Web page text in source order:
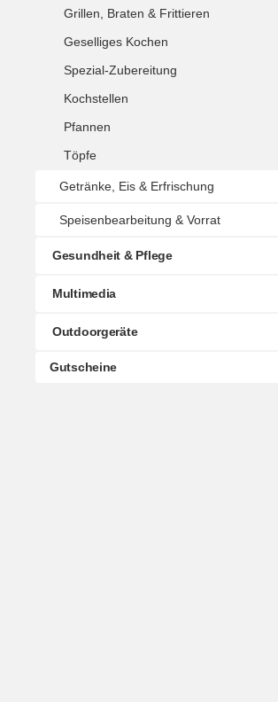
Grillen, Braten & Frittieren
Geselliges Kochen
Spezial-Zubereitung
Kochstellen
Pfannen
Töpfe
Getränke, Eis & Erfrischung
Speisenbearbeitung & Vorrat
Gesundheit & Pflege
Multimedia
Outdoorgeräte
Gutscheine